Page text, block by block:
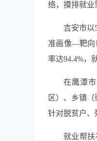
络，摸排就业
吉安市
准画像—靶向
率达94.4%，
在鹰潭
区）、乡镇
针对脱贫户、
就业帮扶